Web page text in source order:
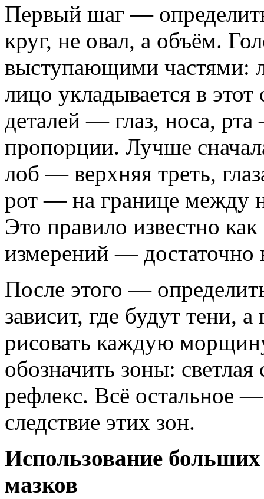
Первый шаг —
круг, не овал, а объём.
выступающими частями:
лицо укладывается в
деталей — глаз, носа,
пропорции. Лучше
лоб — верхняя треть,
рот — на границе между
Это правило известно
измерений — достаточно
После этого —
зависит, где будут тени,
рисовать каждую
обозначить зоны:
рефлекс. Всё остальное
следствие этих зон.
Использование
мазков